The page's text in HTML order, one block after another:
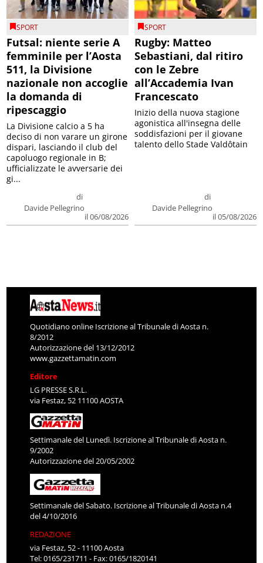
SPORT
Futsal: niente serie A
femminile per l’Aosta
511, la Divisione
nazionale non accoglie
la domanda di
ripescaggio
di
Davide Pellegrino
il 06/08/2026
La Divisione calcio a 5 ha
deciso di non varare un girone
dispari, lasciando il club del
capoluogo regionale in B;
ufficializzate le avversarie dei
gi...
SPORT
Rugby: Matteo
Sebastiani, dal ritiro
con le Zebre
all’Accademia Ivan
Francescato
di
Davide Pellegrino
il 05/08/2026
Inizio della nuova stagione
agonistica all'insegna delle
soddisfazioni per il giovane
talento dello Stade Valdôtain
Quotidiano online Iscrizione al Tribunale di Aosta n.
8/2012
Autorizzazione del 13/12/2012
www.gazzettamatin.com
Editore
LG PRESSE S.R.L.
via Festaz, 52 11100 AOSTA
Settimanale del Lunedì. Iscrizione al Tribunale di Aosta n.
9/2002
Autorizzazione del 20/05/2002
Settimanale del Sabato. Iscrizione al Tribunale di Aosta n.4
del 4/10/2016
REDAZIONE
via Festaz, 52 - 11100 Aosta
Tel: 0165/231711 - Fax: 0165/1820141